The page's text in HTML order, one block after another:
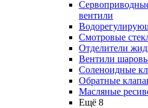
вентили
Смотровые
Отделители
Вентили
Соленоидные
Обратные
Масляные
Ещё 8